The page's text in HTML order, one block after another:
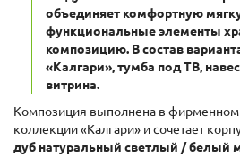
объединяет комфортную
функциональные элементы
композицию. В состав
«Калгари», тумба под ТВ,
витрина.
Композиция выполнена в фирменном
коллекции «Калгари» и сочетает
дуб натуральный светлый / белый